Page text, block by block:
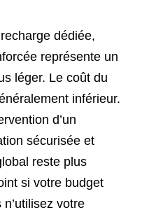
dédiée,
représente un
léger. Le coût du
inférieur.
d’un
sécurisée et
reste plus
si votre budget
votre